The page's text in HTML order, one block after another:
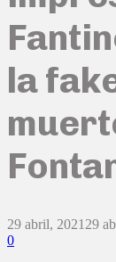
la
29 abril, 2021 29
0